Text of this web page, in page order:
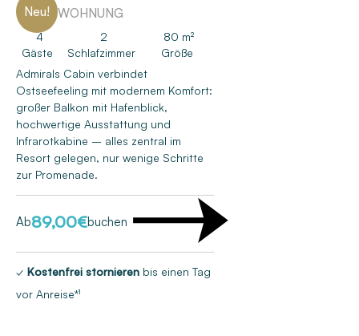
Neu!
FERIENWOHNUNG
4
Gäste
2
Schlafzimmer
80 m²
Größe
Admirals Cabin verbindet
Ostseefeeling mit modernem Komfort:
großer Balkon mit Hafenblick,
hochwertige Ausstattung und
Infrarotkabine – alles zentral im
Resort gelegen, nur wenige Schritte
zur Promenade.
Ab89,00€buchen
✓ Kostenfrei stornieren bis einen Tag
vor Anreise*¹